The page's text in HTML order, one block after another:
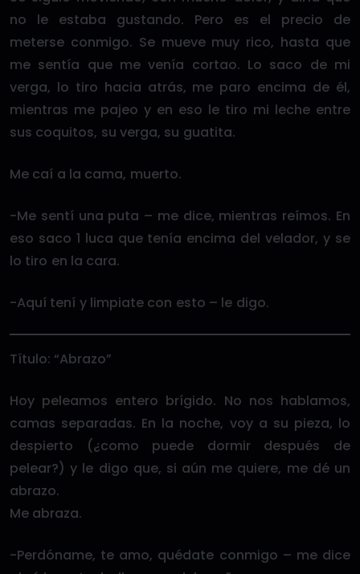
no le estaba gustando. Pero es el precio de
meterse conmigo. Se mueve muy rico, hasta que
me sentía que me venía cortao. Lo saco de mi
verga, lo tiro hacia atrás, me paro encima de él,
mientras me pajeo y en eso le tiro mi leche entre
sus coquitos, su verga, su guatita.
Me caí a la cama, muerto.
-Me sentí una puta – me dice, mientras reímos. En
eso saco 1 luca que tenía encima del velador, y se
lo tiro en la cara.
-Aquí tení y limpiate con esto – le digo.
Título: “Abrazo”
Hoy peleamos entero brígido. No nos hablamos,
camas separadas. En la noche, voy a su pieza, lo
despierto (¿como puede dormir después de
pelear?) y le digo que, si aún me quiere, me dé un
abrazo.
Me abraza.
-Perdóname, te amo, quédate conmigo – me dice